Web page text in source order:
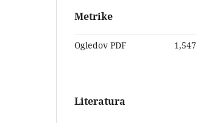
Metrike
Ogledov PDF 1,547
Literatura